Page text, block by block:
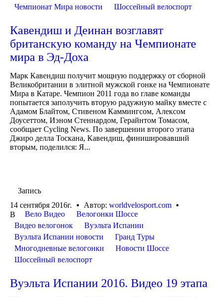
Чемпионат Мира новости
Шоссейный велоспорт
Кавендиш и Деинан возглавят
британскую команду на Чемпионате
мира в Эд-Доха
Марк Кавендиш получит мощную поддержку от сборной
Великобритании в элитной мужской гонке на Чемпионате
Мира в Катаре. Чемпион 2011 года во главе команды
попытается заполучить вторую радужную майку вместе с
Адамом Блайтом, Стивеном Каммингсом, Алексом
Доусеттом, Иэном Стеннардом, Герайнтом Томасом,
сообщает Cycling News. По завершении второго этапа
Джиро делла Тоскана, Кавендиш, финишировавший
вторым, поделился: Я...
Запись
14 сентября 2016г.
Автор: worldvelosport.com
В
Вело Видео
Велогонки Шоссе
Видео велогонок
Вуэльта Испании
Вуэльта Испании новости
Гранд Туры
Многодневные велогонки
Новости Шоссе
Шоссейный велоспорт
Вуэльта Испании 2016. Видео 19 этапа